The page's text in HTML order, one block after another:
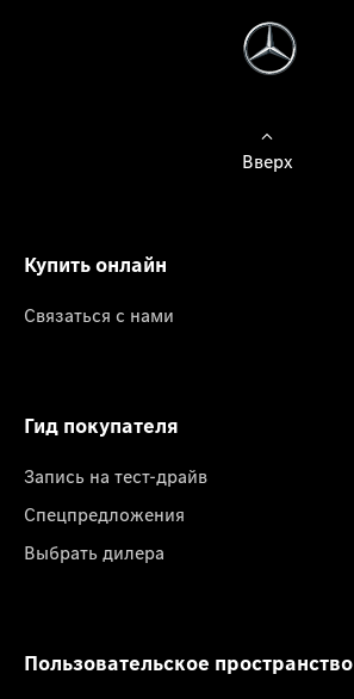
Вверх
Купить онлайн
Связаться с нами
Гид покупателя
Запись на тест-драйв
Спецпредложения
Выбрать дилера
Пользовательское пространство